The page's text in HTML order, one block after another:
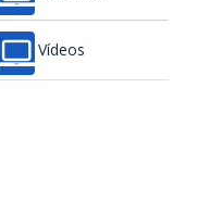
Vídeos